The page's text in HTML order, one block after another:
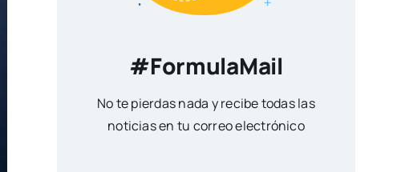
#FormulaMail
No te pierdas nada y recibe todas las
noticias en tu correo electrónico